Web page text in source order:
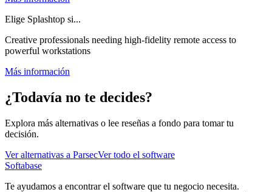
Elige Splashtop si...
Creative professionals needing high-fidelity remote access to
powerful workstations
Más información
¿Todavía no te decides?
Explora más alternativas o lee reseñas a fondo para tomar tu
decisión.
Ver alternativas a ParsecVer todo el software
Softabase
Te ayudamos a encontrar el software que tu negocio necesita.